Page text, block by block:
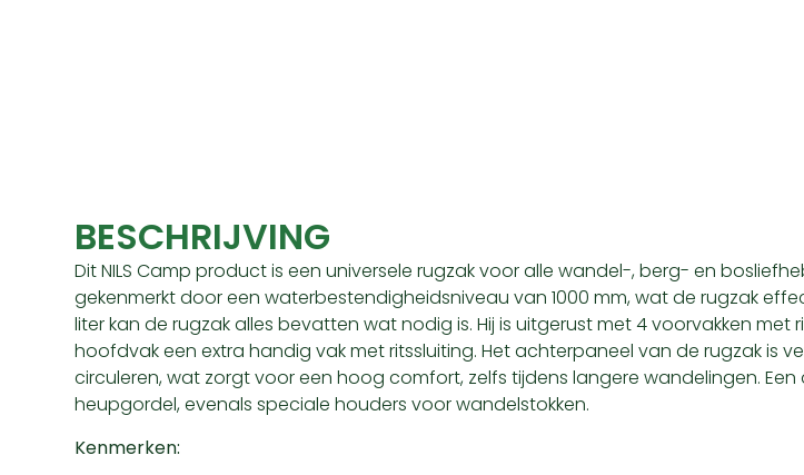
BESCHRIJVING
Dit NILS Camp product is een universele rugzak voor alle wandel-, berg- en
gekenmerkt door een waterbestendigheidsniveau van 1000 mm, wat de rugzak
liter kan de rugzak alles bevatten wat nodig is. Hij is uitgerust met 4 voorvakken
hoofdvak een extra handig vak met ritssluiting. Het achterpaneel van de rugzak is
circuleren, wat zorgt voor een hoog comfort, zelfs tijdens langere wandelingen.
heupgordel, evenals speciale houders voor wandelstokken.
Kenmerken: